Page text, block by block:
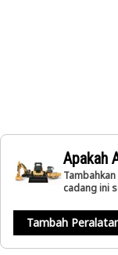
Apakah
cadang ini
Tambah